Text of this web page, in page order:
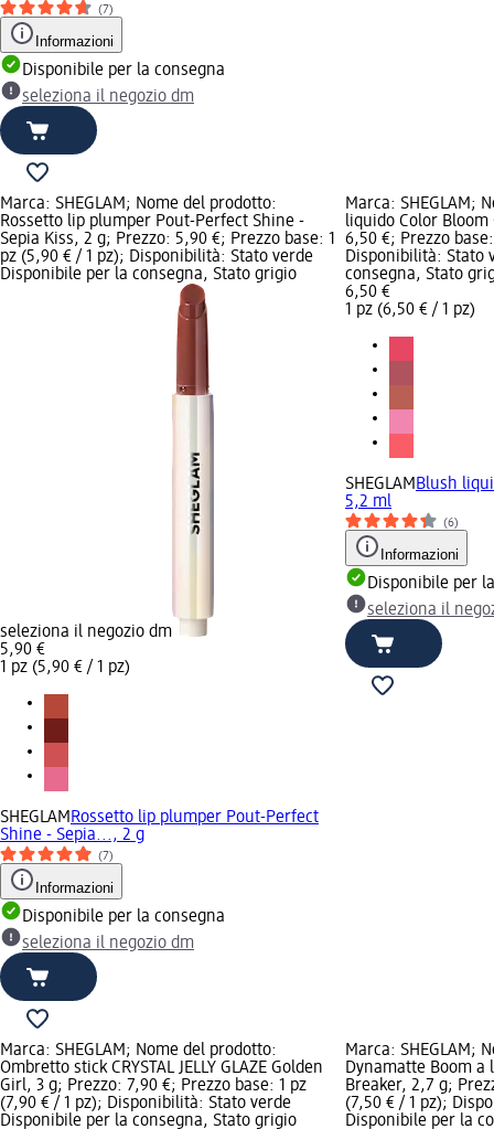
(7)
Informazioni
Disponibile per la consegna
seleziona il negozio dm
Marca: SHEGLAM; Nome del prodotto:
Rossetto lip plumper Pout-Perfect Shine -
Sepia Kiss, 2 g; Prezzo: 5,90 €; Prezzo base: 1
pz (5,90 € / 1 pz); Disponibilità: Stato verde
Disponibile per la consegna, Stato grigio
seleziona il negozio dm
5,90 €
1 pz (5,90 € / 1 pz)
SHEGLAMRossetto lip plumper Pout-Perfect
Shine - Sepia..., 2 g
(7)
Informazioni
Disponibile per la consegna
seleziona il negozio dm
Marca: SHEGLAM;
liquido Color
6,50 €; Prezzo
Disponibilità: Stato
consegna, Stato
6,50 €
1 pz (6,50 € / 1 pz)
SHEGLAMBlush
5,2 ml
(6)
Informazioni
Disponibile per
seleziona il
Marca: SHEGLAM; Nome del prodotto:
Ombretto stick CRYSTAL JELLY GLAZE Golden
Girl, 3 g; Prezzo: 7,90 €; Prezzo base: 1 pz
(7,90 € / 1 pz); Disponibilità: Stato verde
Disponibile per la consegna, Stato grigio
Marca: SHEGLAM;
Dynamatte Boom a
Breaker, 2,7 g;
(7,50 € / 1 pz);
Disponibile per la